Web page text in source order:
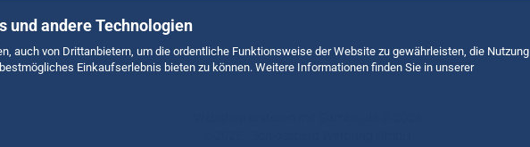
und andere Technologien
auch von Drittanbietern, um die ordentliche Funktionsweise der Website zu gewährleisten, die Nutzung
Einkaufserlebnis bieten zu können. Weitere Informationen finden Sie in unserer